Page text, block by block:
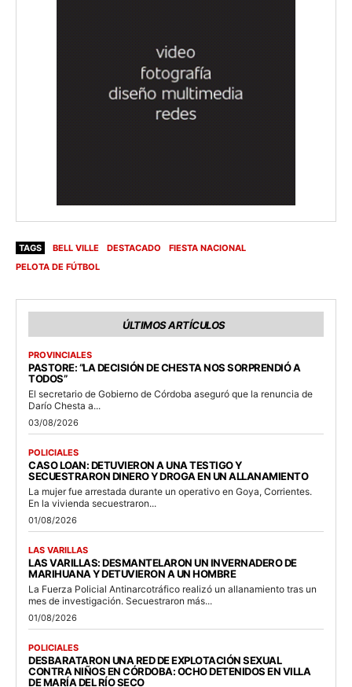
TAGS BELL VILLE DESTACADO
FIESTA NACIONAL
PELOTA DE FÚTBOL
ÚLTIMOS ARTÍCULOS
PROVINCIALES
PASTORE: “LA DECISIÓN DE CHESTA NOS SORPRENDIÓ A
TODOS”
El secretario de Gobierno de Córdoba aseguró que la renuncia de
Darío Chesta a...
03/08/2026
POLICIALES
CASO LOAN: DETUVIERON A UNA TESTIGO Y
SECUESTRARON DINERO Y DROGA EN UN ALLANAMIENTO
La mujer fue arrestada durante un operativo en Goya, Corrientes.
En la vivienda secuestraron...
01/08/2026
LAS VARILLAS
LAS VARILLAS: DESMANTELARON UN INVERNADERO DE
MARIHUANA Y DETUVIERON A UN HOMBRE
La Fuerza Policial Antinarcotráfico realizó un allanamiento tras un
mes de investigación. Secuestraron más...
01/08/2026
POLICIALES
DESBARATARON UNA RED DE EXPLOTACIÓN SEXUAL
CONTRA NIÑOS EN CÓRDOBA: OCHO DETENIDOS EN VILLA
DE MARÍA DEL RÍO SECO